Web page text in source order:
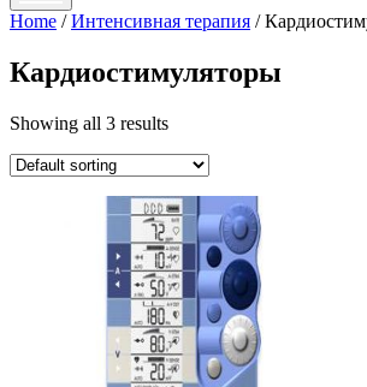
Home /Интенсивная терапия /
Кардиостимуляторы
Showing all 3 results